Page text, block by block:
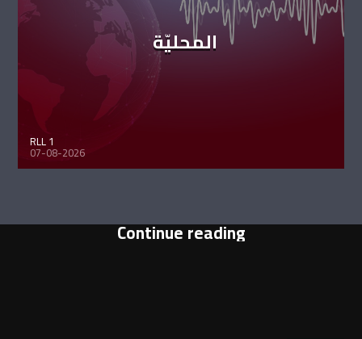
المحليّة
RLL 1
07-08-2026
Continue reading